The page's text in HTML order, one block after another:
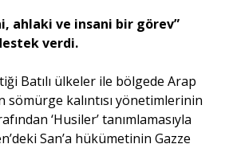
ahlaki ve insani bir görev”
verdi.
Batılı ülkeler ile bölgede Arap
sömürge kalıntısı yönetimlerinin
‘Husiler’ tanımlamasıyla
San’a hükümetinin Gazze